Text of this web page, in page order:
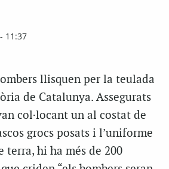
11:37
llisquen per la teulada
de Catalunya. Assegurats
col·locant un al costat de
grocs posats i l’uniforme
terra, hi ha més de 200